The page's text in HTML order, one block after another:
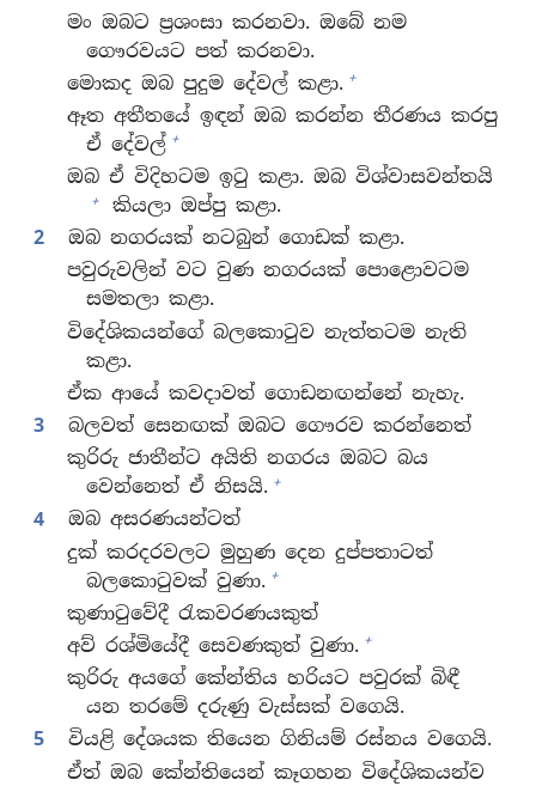
මං ඔබට ප්‍රශංසා කරනවා. ඔබේ නම
ගෞරවයට පත් කරනවා.
මොකද ඔබ පුදුම දේවල් කළා. +
ඈත අතීතයේ ඉඳන් ඔබ කරන්න තීරණය කරපු
ඒ දේවල් +
ඔබ ඒ විදිහටම ඉටු කළා. ඔබ විශ්වාසවන්තයි
+
කියලා ඔප්පු කළා.
2
ඔබ නගරයක් නටබුන් ගොඩක් කළා.
පවුරුවලින් වට වුණ නගරයක් පොළොවටම
සමතලා කළා.
විදේශිකයන්ගේ බලකොටුව නැත්තටම නැති
කළා.
ඒක ආයේ කවදාවත් ගොඩනඟන්නේ නැහැ.
3
බලවත් සෙනඟක් ඔබට ගෞරව කරන්නෙත්
කුරිරු ජාතීන්ට අයිති නගරය ඔබට බය
වෙන්නෙත් ඒ නිසයි. +
4
ඔබ අසරණයන්ටත්
දුක් කරදරවලට මුහුණ දෙන දුප්පතාටත්
බලකොටුවක් වුණා. +
කුණාටුවේදී රැකවරණයකුත්
අව් රශ්මියේදී සෙවණකුත් වුණා. +
කුරිරු අයගේ කේන්තිය හරියට පවුරක් බිඳී
යන තරමේ දරුණු වැස්සක් වගෙයි.
5
වියළි දේශයක තියෙන ගිනියම් රස්නය වගෙයි.
ඒත් ඔබ කේන්තියෙන් කෑගහන විදේශිකයන්ව